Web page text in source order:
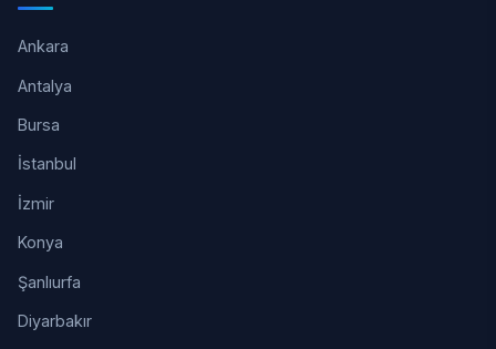
Ankara
Antalya
Bursa
İstanbul
İzmir
Konya
Şanlıurfa
Diyarbakır